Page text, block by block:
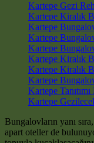
Kartepe Gezi
Kartepe Kiralık
Kartepe
Kartepe
Kartepe
Kartepe Kiralık
Kartepe Kiralık
Kartepe
Kartepe
Kartepe
Bungalovların yanı
apart oteller de